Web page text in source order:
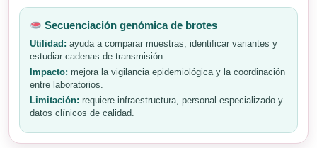
Secuenciación genómica de brotes
Utilidad: ayuda a comparar muestras, identificar variantes y
estudiar cadenas de transmisión.
Impacto: mejora la vigilancia epidemiológica y la coordinación
entre laboratorios.
Limitación: requiere infraestructura, personal especializado y
datos clínicos de calidad.